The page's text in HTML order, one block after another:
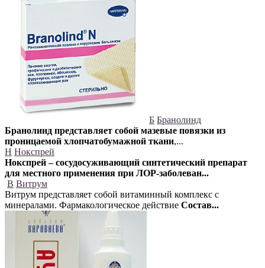
Б Бранолинд
Бранолинд представляет собой мазевые повязки из
проницаемой хлопчатобумажной ткани,...
Н Нокспрей
Нокспрей – сосудосуживающий синтетический препарат
для местного применения при ЛОР-заболеван...
В Витрум
Витрум представляет собой витаминный комплекс с
минералами. Фармакологическое действие Состав...